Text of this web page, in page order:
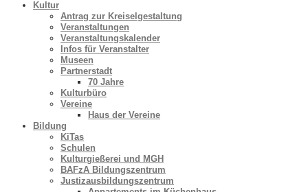
Kultur
Antrag zur Kreiselgestaltung
Veranstaltungen
Veranstaltungskalender
Infos für Veranstalter
Museen
Partnerstadt
70 Jahre
Kulturbüro
Vereine
Haus der Vereine
Bildung
KiTas
Schulen
Kulturgießerei und MGH
BAFzA Bildungszentrum
Justizausbildungszentrum